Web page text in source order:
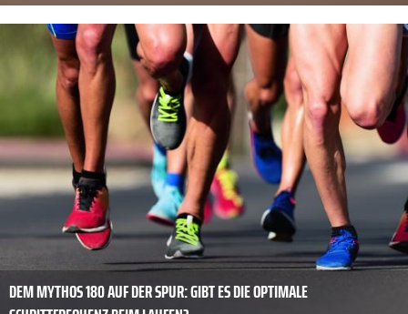
DEM MYTHOS 180 AUF DER SPUR: GIBT ES DIE OPTIMALE